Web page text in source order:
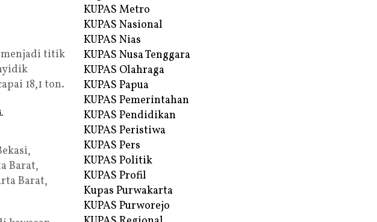
menjadi titik
18,1 ton.
Barat,
Barat,
KUPAS Metro
KUPAS Nasional
KUPAS Nias
KUPAS Nusa Tenggara
KUPAS Olahraga
KUPAS Papua
KUPAS Pemerintahan
KUPAS Pendidikan
KUPAS Peristiwa
KUPAS Pers
KUPAS Politik
KUPAS Profil
Kupas Purwakarta
KUPAS Purworejo